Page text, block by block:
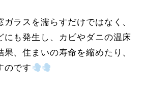
ラスを濡らすだけではなく、
にも発生し、カビやダニの温床
、住まいの寿命を縮めたり、
のです